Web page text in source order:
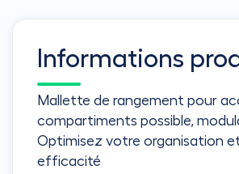
Informations
Mallette de rangement pour
compartiments possible,
Optimisez votre organisation
efficacité